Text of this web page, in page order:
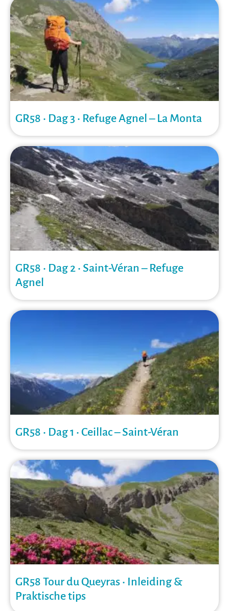
GR58 • Dag 3 • Refuge Agnel – La Monta
GR58 • Dag 2 • Saint-Véran – Refuge
Agnel
GR58 • Dag 1 • Ceillac – Saint-Véran
GR58 Tour du Queyras • Inleiding &
Praktische tips